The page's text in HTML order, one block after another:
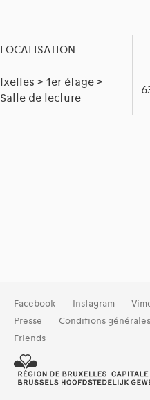
LOCALISATION
Ixelles > 1er étage >
Salle de lecture
Facebook Instagram
Presse
Conditions générales
Friends